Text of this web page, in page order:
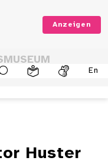
Anzeigen
En
Huster